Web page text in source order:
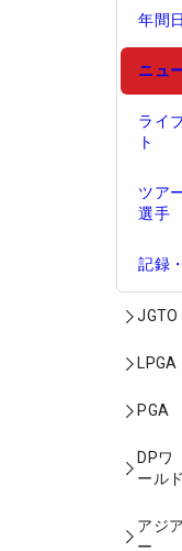
年間
ニュ
ライ
ト
ツア
選手
記録
JGTO
LPGA
PGA
DPワ
ールド
アジ
ー